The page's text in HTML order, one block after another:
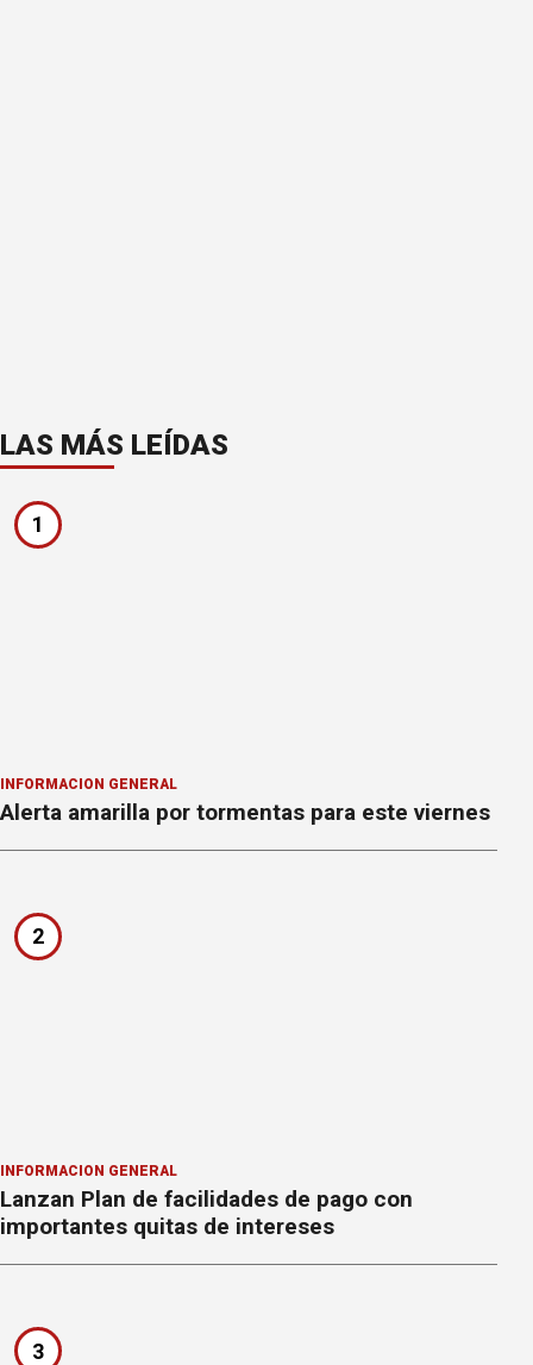
LAS MÁS LEÍDAS
1
INFORMACION GENERAL
Alerta amarilla por tormentas para este viernes
2
INFORMACION GENERAL
Lanzan Plan de facilidades de pago con
importantes quitas de intereses
3